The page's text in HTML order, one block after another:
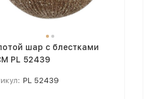
шар с блестками
PL 52439
PL 52439